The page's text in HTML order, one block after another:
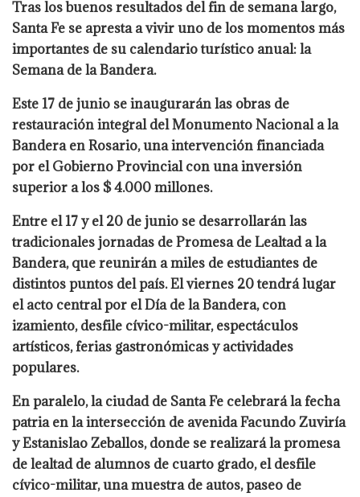
Tras los buenos resultados del fin de semana largo,
Santa Fe se apresta a vivir uno de los momentos más
importantes de su calendario turístico anual: la
Semana de la Bandera.
Este 17 de junio se inaugurarán las obras de
restauración integral del Monumento Nacional a la
Bandera en Rosario, una intervención financiada
por el Gobierno Provincial con una inversión
superior a los $ 4.000 millones.
Entre el 17 y el 20 de junio se desarrollarán las
tradicionales jornadas de Promesa de Lealtad a la
Bandera, que reunirán a miles de estudiantes de
distintos puntos del país. El viernes 20 tendrá lugar
el acto central por el Día de la Bandera, con
izamiento, desfile cívico-militar, espectáculos
artísticos, ferias gastronómicas y actividades
populares.
En paralelo, la ciudad de Santa Fe celebrará la fecha
patria en la intersección de avenida Facundo Zuviría
y Estanislao Zeballos, donde se realizará la promesa
de lealtad de alumnos de cuarto grado, el desfile
cívico-militar, una muestra de autos, paseo de